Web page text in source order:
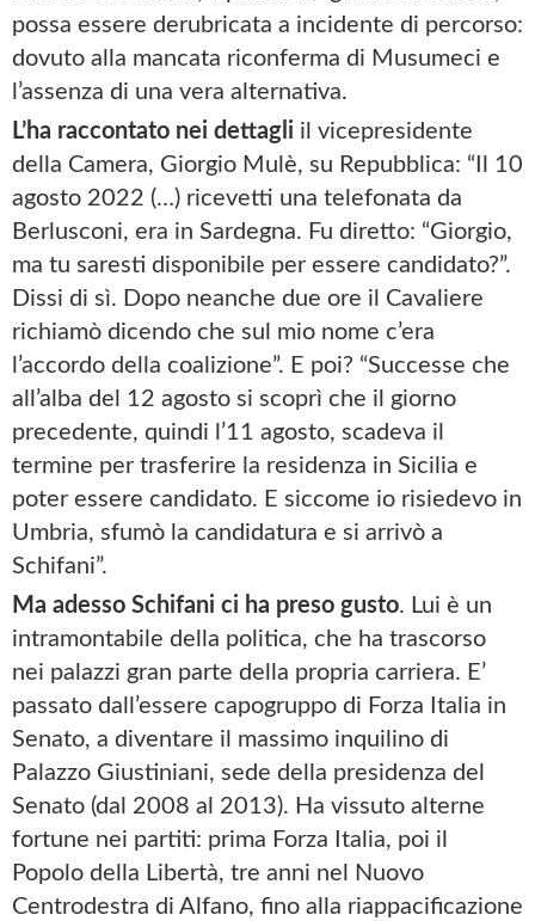
possa essere derubricata a incidente di percorso:
dovuto alla mancata riconferma di Musumeci e
l’assenza di una vera alternativa.
L’ha raccontato nei dettagli il vicepresidente
della Camera, Giorgio Mulè, su Repubblica: “Il 10
agosto 2022 (…) ricevetti una telefonata da
Berlusconi, era in Sardegna. Fu diretto: “Giorgio,
ma tu saresti disponibile per essere candidato?”.
Dissi di sì. Dopo neanche due ore il Cavaliere
richiamò dicendo che sul mio nome c’era
l’accordo della coalizione”. E poi? “Successe che
all’alba del 12 agosto si scoprì che il giorno
precedente, quindi l’11 agosto, scadeva il
termine per trasferire la residenza in Sicilia e
poter essere candidato. E siccome io risiedevo in
Umbria, sfumò la candidatura e si arrivò a
Schifani”.
Ma adesso Schifani ci ha preso gusto. Lui è un
intramontabile della politica, che ha trascorso
nei palazzi gran parte della propria carriera. E’
passato dall’essere capogruppo di Forza Italia in
Senato, a diventare il massimo inquilino di
Palazzo Giustiniani, sede della presidenza del
Senato (dal 2008 al 2013). Ha vissuto alterne
fortune nei partiti: prima Forza Italia, poi il
Popolo della Libertà, tre anni nel Nuovo
Centrodestra di Alfano, fino alla riappacificazione